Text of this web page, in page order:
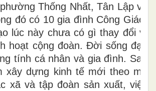
Thống Nhất, Tân Lập và
đó có 10 gia đình Công Giáo.
lúc này chưa có gì thay đổi vì
hoạt cộng đoàn. Đời sống đạo
tính cá nhân và gia đình. Sau
xây dựng kinh tế mới theo mô
xã và tập đoàn sản xuất, việc